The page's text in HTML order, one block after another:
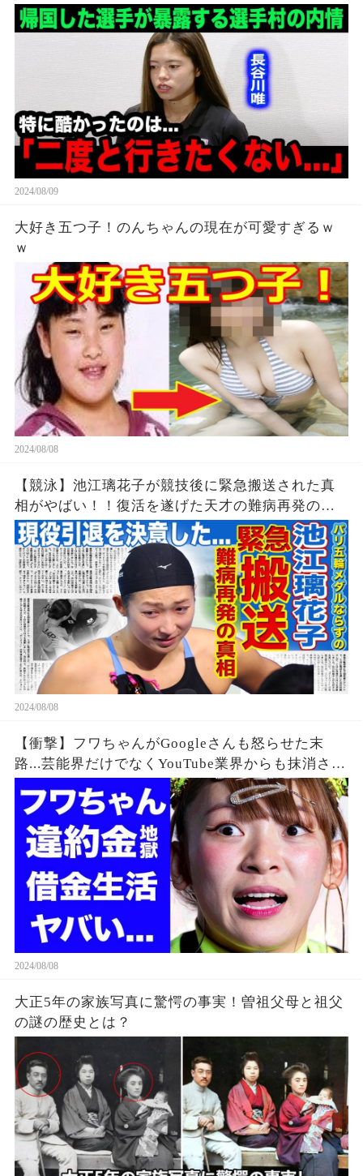
各所からも相次ぐ不満の本音が...【海外の反応】
2024/08/09
大好き五つ子！のんちゃんの現在が可愛すぎるｗ
ｗ
2024/08/08
【競泳】池江璃花子が競技後に緊急搬送された真
相がやばい！！復活を遂げた天才の難病再発の可
能性...引退を決意したパリ五輪でのある出来事に一
同驚愕！！美人女子アスリートの彼氏の正体と
は！？
2024/08/08
【衝撃】フワちゃんがGoogleさんも怒らせた末
路...芸能界だけでなくYouTube業界からも抹消され
た垢BANの真相に驚きを隠せない...違約金や税金
に苦しむ借金地獄に突入...
2024/08/08
大正5年の家族写真に驚愕の事実！曽祖父母と祖父
の謎の歴史とは？